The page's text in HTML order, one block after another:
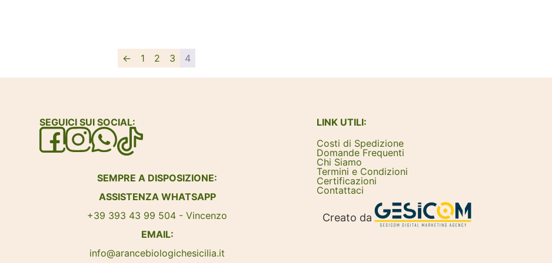
← 1 2 3 4
SEGUICI SUI SOCIAL:
SEMPRE A DISPOSIZIONE:
ASSISTENZA WHATSAPP
+39 393 43 99 504 - Vincenzo
EMAIL:
info@arancebiologichesicilia.it
LINK UTILI:
Costi di Spedizione
Domande Frequenti
Chi Siamo
Termini e Condizioni
Certificazioni
Contattaci
Creato da